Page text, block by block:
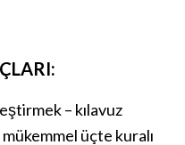
– kılavuz
üçte kuralı